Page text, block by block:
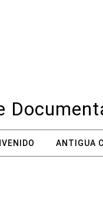
ANTIGUA